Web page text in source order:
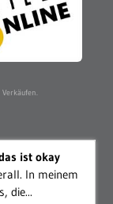
ist okay
In meinem
die...